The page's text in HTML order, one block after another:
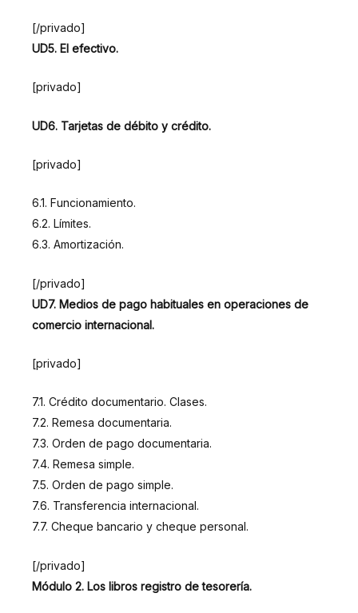
[/privado]
UD5. El efectivo.
[privado]
UD6. Tarjetas de débito y crédito.
[privado]
6.1. Funcionamiento.
6.2. Límites.
6.3. Amortización.
[/privado]
UD7. Medios de pago habituales en operaciones de
comercio internacional.
[privado]
7.1. Crédito documentario. Clases.
7.2. Remesa documentaria.
7.3. Orden de pago documentaria.
7.4. Remesa simple.
7.5. Orden de pago simple.
7.6. Transferencia internacional.
7.7. Cheque bancario y cheque personal.
[/privado]
Módulo 2. Los libros registro de tesorería.